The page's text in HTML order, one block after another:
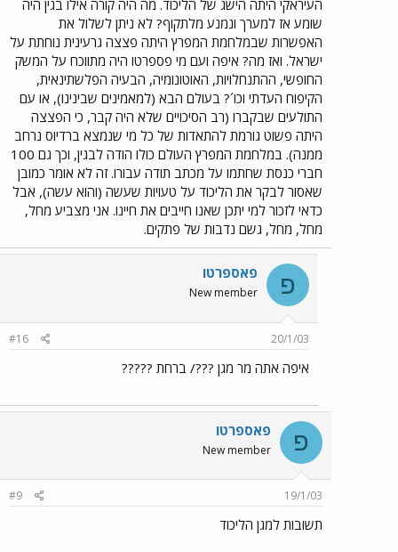
העיראקי היתה הישג של הליכוד. מה היה קורה אילו בגין היה
שומע אז למערך ונמנע מלתקוף? לא ניתן לשלול את
האפשרות שבמלחמת המפרץ היתה פצצה גרעינית נוחתת על
ישראל. ואז מה? איפה ועם מי פספרטו היה מתווכח על המשק
החופשי, ההתנחלויות, האוטונומיה, הבעיה הפלשתינאית,
הקיפוח העדתי וכו´? בעולם הבא (למאמינים שבינינו), או עם
התולעים שבקברו (רב הסיכויים שלא היה קבר, כי הפצצה
היתה פשוט גורמת להתאדות של כל מי שנמצא ברדיוס נרחב
ממנה). במלחמת המפרץ העולם כולו הודה לבגין, וכך גם 100
חברי כנסת שחתמו על מכתב תודה עבורו. זה לא אומר כמובן
שאסור לבקר את הליכוד על טעויות שעשה (והוא עשה), אבל
כדאי לזכור למי יתכן שאנו חייבים את חיינו. אני מצביע מחל,
מחל, מחל, גשם נדבות של פתקים.
פ פאספרטו
New member
20/1/03
#16
איפה אתה מר מגן ???/ ברחת ?????
פ פאספרטו
New member
19/1/03
#9
תשובות למגן הליכוד